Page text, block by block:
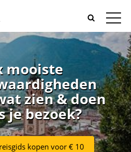
mooiste
zien & doen
je bezoek?
kopen voor € 10